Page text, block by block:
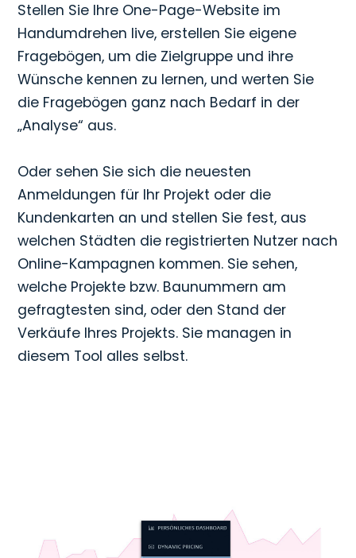
Stellen Sie Ihre One-Page-Website im
Handumdrehen live, erstellen Sie eigene
Fragebögen, um die Zielgruppe und ihre
Wünsche kennen zu lernen, und werten Sie
die Fragebögen ganz nach Bedarf in der
„Analyse“ aus.
Oder sehen Sie sich die neuesten
Anmeldungen für Ihr Projekt oder die
Kundenkarten an und stellen Sie fest, aus
welchen Städten die registrierten Nutzer nach
Online-Kampagnen kommen. Sie sehen,
welche Projekte bzw. Baunummern am
gefragtesten sind, oder den Stand der
Verkäufe Ihres Projekts. Sie managen in
diesem Tool alles selbst.